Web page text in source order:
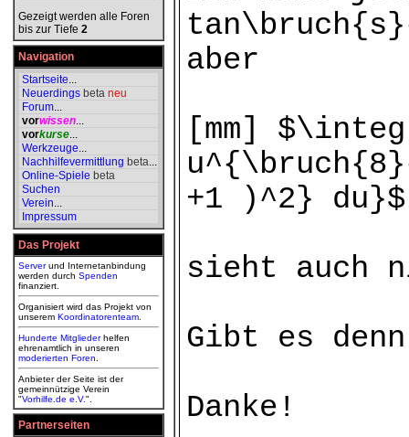
Gezeigt werden alle Foren
bis zur Tiefe 2
Navigation
Startseite...
Neuerdings beta neu
Forum...
vorwissen...
vorkurse...
Werkzeuge...
Nachhilfevermittlung beta...
Online-Spiele beta
Suchen
Verein...
Impressum
Das Projekt
Serverund Internetanbindung
werden durch Spenden
finanziert.
Organisiert wird das Projekt von
unserem Koordinatorenteam
Hunderte Mitgliederhelfen
ehrenamtlich in unseren
moderierten Foren
Anbieter der Seite ist der
gemeinnützige Verein
"Vorhilfe.de e.V.".
Partnerseiten
aber
[mm]
+1 )^2}
sieht auch
Gibt es
Danke!